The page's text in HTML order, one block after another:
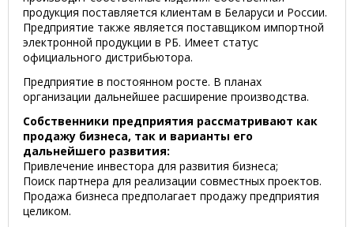
продукция поставляется клиентам в Беларуси и России.
Предприятие также является поставщиком импортной
электронной продукции в РБ. Имеет статус
официального дистрибьютора.
Предприятие в постоянном росте. В планах
организации дальнейшее расширение производства.
Собственники предприятия рассматривают как
продажу бизнеса, так и варианты его
дальнейшего развития:
Привлечение инвестора для развития бизнеса;
Поиск партнера для реализации совместных проектов.
Продажа бизнеса предполагает продажу предприятия
целиком.